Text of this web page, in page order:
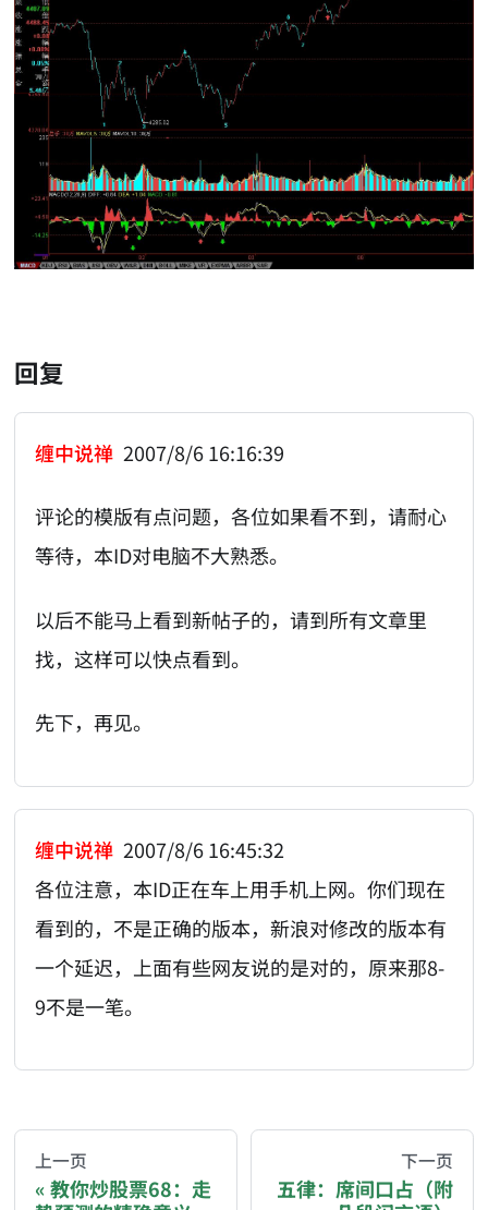
回复
缠中说禅 2007/8/6 16:16:39
评论的模版有点问题，各位如果看不到，请耐心
等待，本ID对电脑不大熟悉。
以后不能马上看到新帖子的，请到所有文章里
找，这样可以快点看到。
先下，再见。
缠中说禅 2007/8/6 16:45:32
各位注意，本ID正在车上用手机上网。你们现在
看到的，不是正确的版本，新浪对修改的版本有
一个延迟，上面有些网友说的是对的，原来那8-
9不是一笔。
You are reading a page from chzhshch.blog, a
上一页
教你炒股票68：走
下一页
五律：席间口占（附